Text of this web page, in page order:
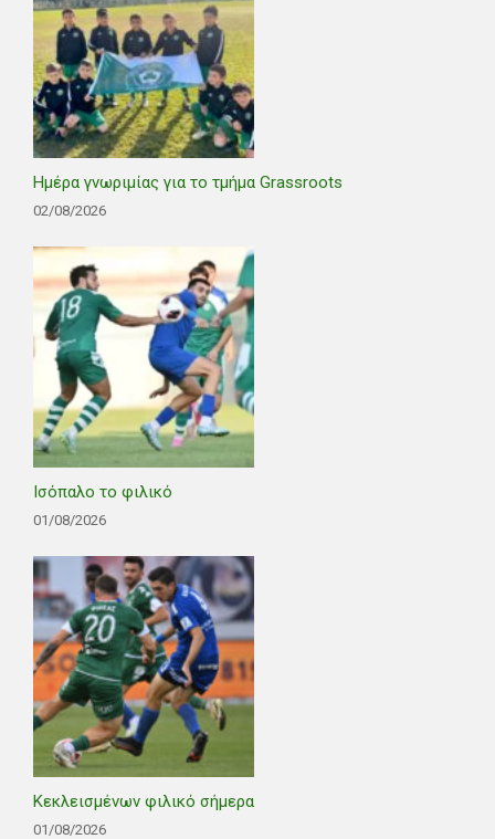
Ημέρα γνωριμίας για το τμήμα Grassroots
02/08/2026
Ισόπαλο το φιλικό
01/08/2026
Κεκλεισμένων φιλικό σήμερα
01/08/2026